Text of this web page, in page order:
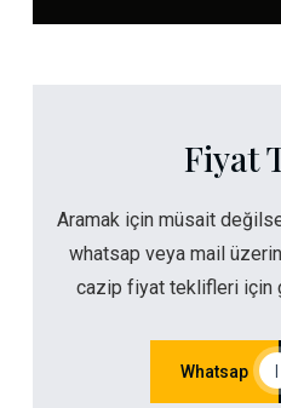
Fiyat
Aramak için müsait
whatsap veya mail
cazip fiyat teklifleri için
Whatsap |